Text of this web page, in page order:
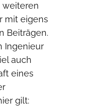
weiteren
mit eigens
Beiträgen.
Ingenieur
auch
eines
gilt: